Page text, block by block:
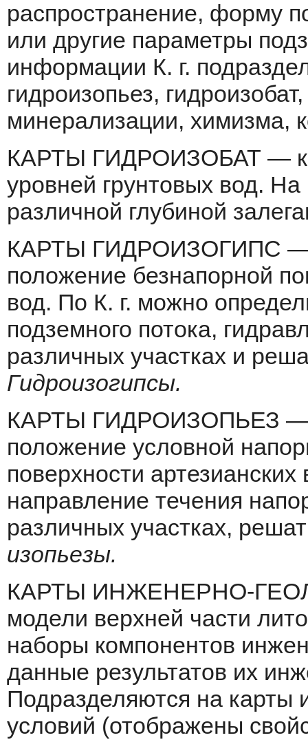
распространение, форму
или другие параметры
информации К. г.
гидроизопьез,
минерализации, химиз­ма,
КАРТЫ ГИДРОИЗОБАТ —
уров­ней грунтовых вод. На
различной глубиной
КАРТЫ ГИДРОИЗОГИПС —
положение без­напорной
вод. По К. г. можно
подземного потока,
различных участках и
Гидроизогипсы.
КАРТЫ ГИДРОИЗОПЬЕЗ —
положение условной
поверхности
направление течения
различных участках,
изопьезы.
КАРТЫ ИНЖЕНЕРНО-
модели верхней части
наборы компонен­тов
данные результатов их
Подразделяются на карты
условий (отображены